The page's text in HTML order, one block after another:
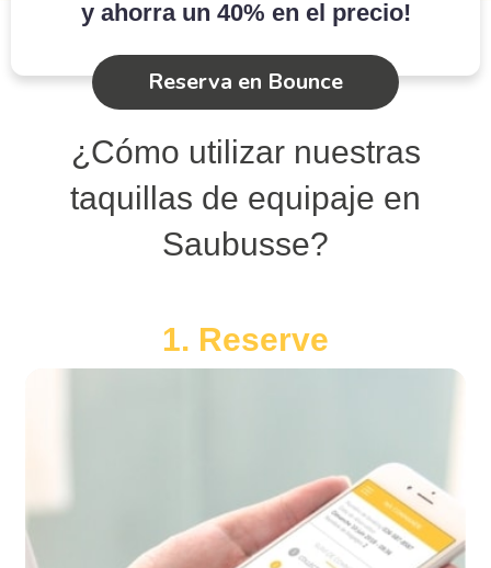
y ahorra un 40% en el precio!
Reserva en Bounce
¿Cómo utilizar nuestras
taquillas de equipaje en
Saubusse?
1. Reserve